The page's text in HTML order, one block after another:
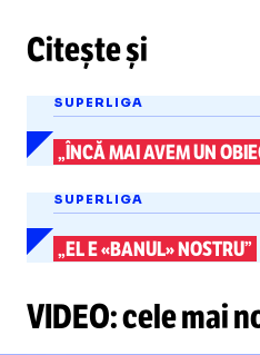
Citește și
SUPERLIGA
„ÎNCĂ MAI AVEM UN
SUPERLIGA
„EL E «BANUL» NOSTRU”
VIDEO: cele mai